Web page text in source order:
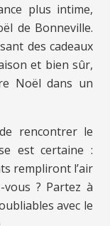
plus intime,
de Bonneville.
des cadeaux
et bien sûr,
Noël dans un
rencontrer le
est certaine :
rempliront l’air
vous ? Partez à
avec le